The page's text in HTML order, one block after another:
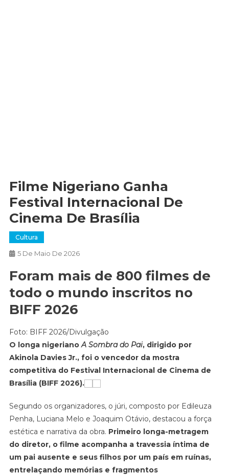
Filme Nigeriano Ganha
Festival Internacional De
Cinema De Brasília
Cultura
5 De Maio De 2026
Foram mais de 800 filmes de
todo o mundo inscritos no
BIFF 2026
Foto: BIFF 2026/Divulgação
O longa nigeriano A Sombra do Pai, dirigido por
Akinola Davies Jr., foi o vencedor da mostra
competitiva do Festival Internacional de Cinema de
Brasília (BIFF 2026).
Segundo os organizadores, o júri, composto por Edileuza
Penha, Luciana Melo e Joaquim Otávio, destacou a força
estética e narrativa da obra. Primeiro longa-metragem
do diretor, o filme acompanha a travessia íntima de
um pai ausente e seus filhos por um país em ruínas,
entrelaçando memórias e fragmentos